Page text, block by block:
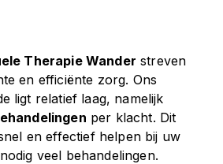
Therapie Wander streven
en efficiënte zorg. Ons
ligt relatief laag, namelijk
per klacht. Dit
en effectief helpen bij uw
veel behandelingen.